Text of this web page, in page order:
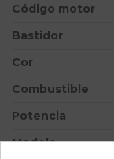
Código motor
Bastidor
Cor
Combustible
Potencia
Modelo